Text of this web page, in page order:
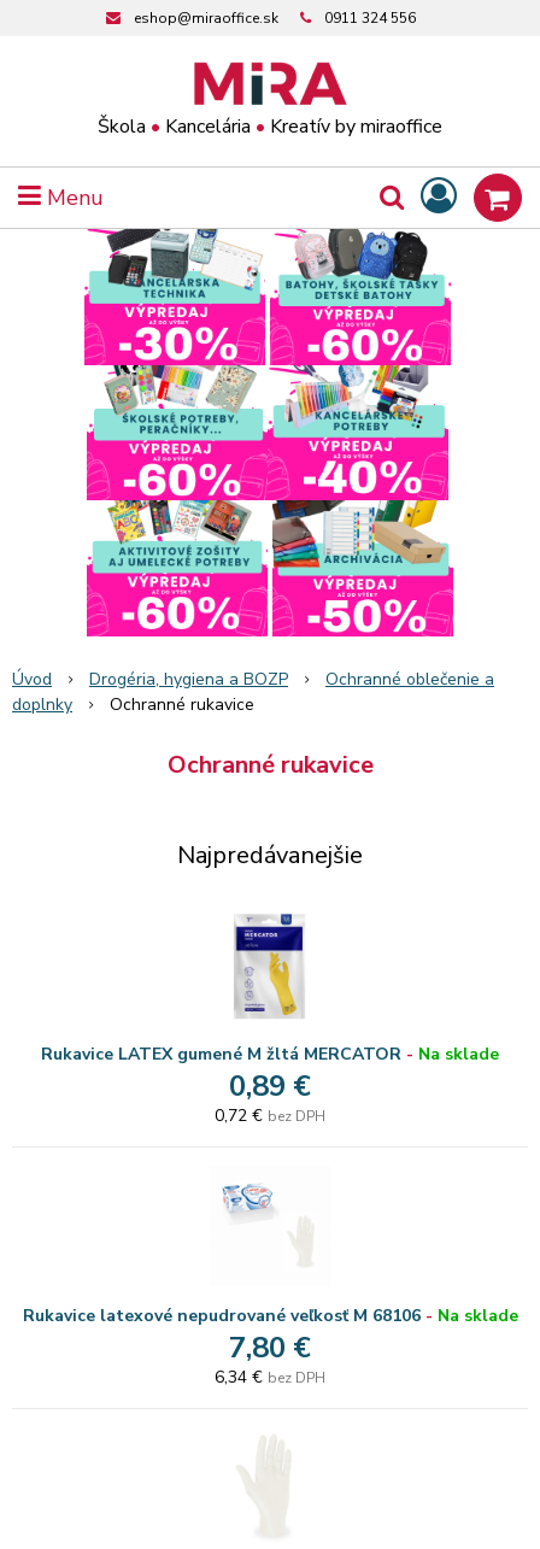
Škola • Kancelária • Kreatív by miraoffice
eshop@miraoffice.sk 0911 324 556
Menu
Úvod Drogéria, hygiena a BOZP
Ochranné oblečenie a
doplnky
Ochranné rukavice
Ochranné rukavice
Najpredávanejšie
Rukavice LATEX gumené M žltá MERCATOR - Na sklade
0,89 €
0,72 € bez DPH
Rukavice latexové nepudrované veľkosť M 68106- Na sklade
7,80 €
6,34 € bez DPH